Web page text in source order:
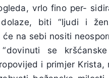
vrlo fino per-
biti “ljudi i
na sebi nositi
se
i primjer Krista,